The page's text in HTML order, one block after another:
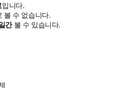
입니다.
볼 수 없습니다.
간볼 수 있습니다.